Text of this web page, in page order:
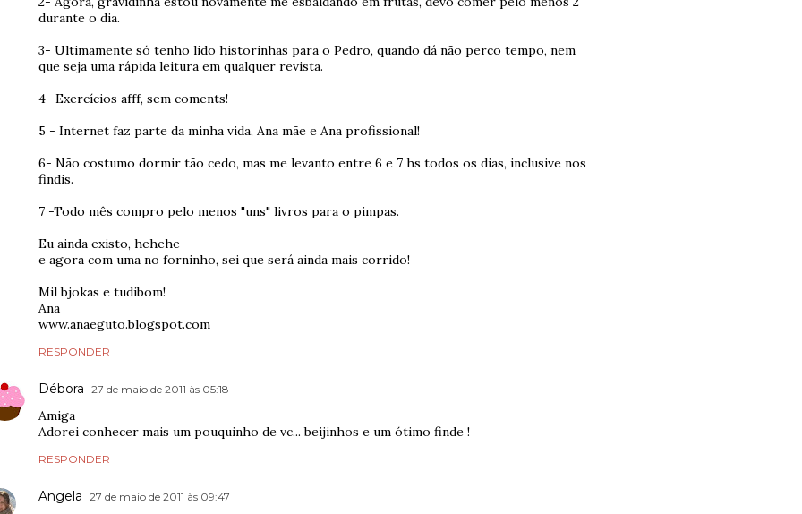
durante o dia.
3- Ultimamente só tenho lido historinhas para o Pedro, quando dá não perco tempo, nem
que seja uma rápida leitura em qualquer revista.
4- Exercícios afff, sem coments!
5 - Internet faz parte da minha vida, Ana mãe e Ana profissional!
6- Não costumo dormir tão cedo, mas me levanto entre 6 e 7 hs todos os dias, inclusive nos
findis.
7 -Todo mês compro pelo menos "uns" livros para o pimpas.
Eu ainda existo, hehehe
e agora com uma no forninho, sei que será ainda mais corrido!
Mil bjokas e tudibom!
Ana
www.anaeguto.blogspot.com
RESPONDER
Débora 27 de maio de 2011 às 05:18
Amiga
Adorei conhecer mais um pouquinho de vc... beijinhos e um ótimo finde !
RESPONDER
Angela 27 de maio de 2011 às 09:47